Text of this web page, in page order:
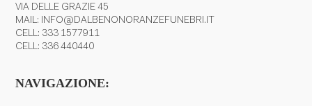
VIA DELLE GRAZIE 45
MAIL: INFO@DALBENONORANZEFUNEBRI.IT
CELL: 333 1577911
CELL: 336 440440
NAVIGAZIONE: